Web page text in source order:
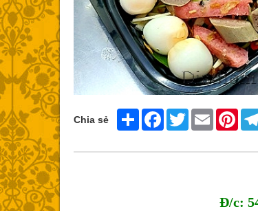
Chia sẻ Share FacebookTwitter Email
Đ/c: